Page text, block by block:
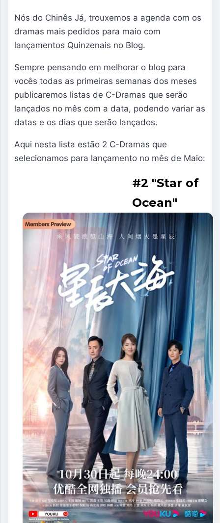
Nós do Chinês Já, trouxemos a agenda com os
dramas mais pedidos para maio com
lançamentos Quinzenais no Blog.
Sempre pensando em melhorar o blog para
vocês todas as primeiras semanas dos meses
publicaremos listas de C-Dramas que serão
lançados no mês com a data, podendo variar as
datas e os dias que serão lançados.
Aqui nesta lista estão 2 C-Dramas que
selecionamos para lançamento no mês de Maio:
#2 "Star of
Ocean"